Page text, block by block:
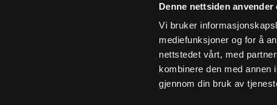
Denne nettsiden anvender
Vi bruker
mediefunksjoner og for å
nettstedet vårt, med
kombinere den med annen
gjennom din bruk av
Få